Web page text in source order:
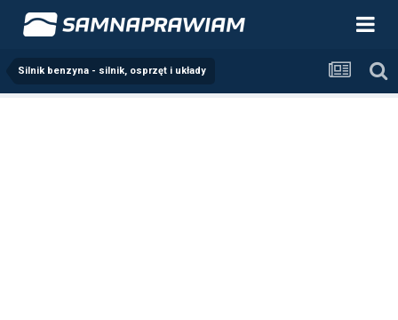
Silnik benzyna - silnik, osprzęt i układy